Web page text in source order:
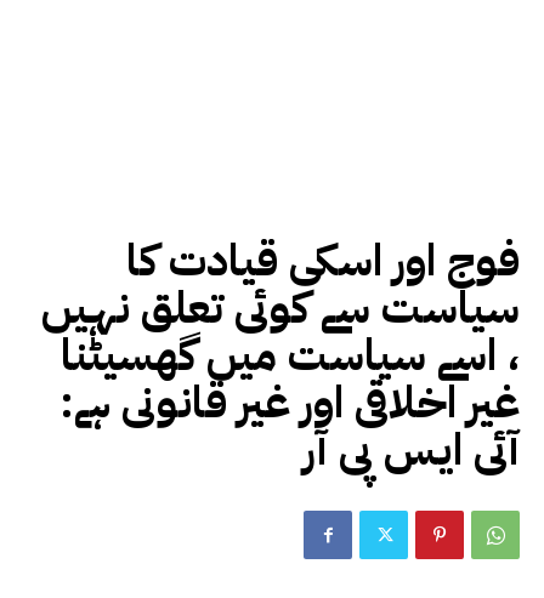
فوج اور اسکی قیادت کا
سیاست سے کوئی تعلق نہیں
، اسے سیاست میں گھسیٹنا
غیر اخلاقی اور غیر قانونی ہے:
آئی ایس پی آر